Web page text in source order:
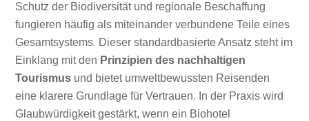
Schutz der Biodiversität und regionale Beschaffung
fungieren häufig als miteinander verbundene Teile eines
Gesamtsystems. Dieser standardbasierte Ansatz steht im
Einklang mit den Prinzipien des nachhaltigen
Tourismus und bietet umweltbewussten Reisenden
eine klarere Grundlage für Vertrauen. In der Praxis wird
Glaubwürdigkeit gestärkt, wenn ein Biohotel